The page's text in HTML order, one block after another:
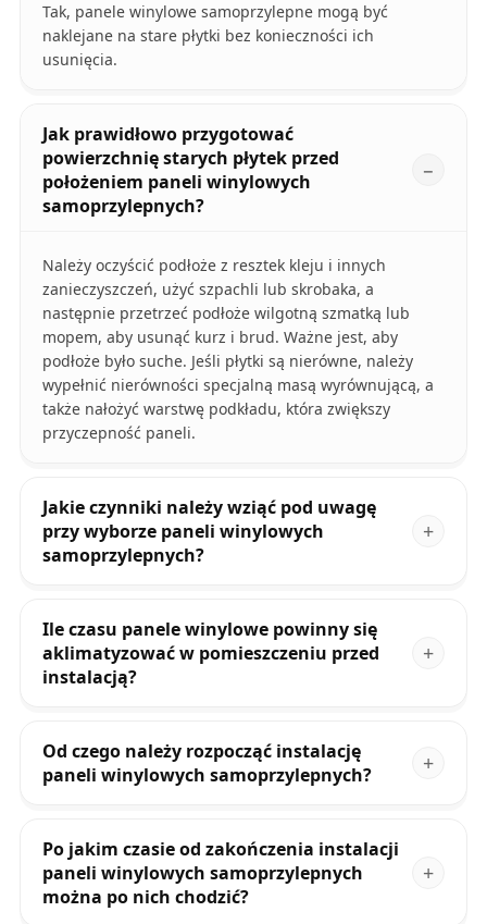
Tak, panele winylowe samoprzylepne mogą być
naklejane na stare płytki bez konieczności ich
usunięcia.
Jak prawidłowo przygotować
powierzchnię starych płytek przed
położeniem paneli winylowych
samoprzylepnych?
Należy oczyścić podłoże z resztek kleju i innych
zanieczyszczeń, użyć szpachli lub skrobaka, a
następnie przetrzeć podłoże wilgotną szmatką lub
mopem, aby usunąć kurz i brud. Ważne jest, aby
podłoże było suche. Jeśli płytki są nierówne, należy
wypełnić nierówności specjalną masą wyrównującą, a
także nałożyć warstwę podkładu, która zwiększy
przyczepność paneli.
Jakie czynniki należy wziąć pod uwagę
przy wyborze paneli winylowych
samoprzylepnych?
Ile czasu panele winylowe powinny się
aklimatyzować w pomieszczeniu przed
instalacją?
Od czego należy rozpocząć instalację
paneli winylowych samoprzylepnych?
Po jakim czasie od zakończenia instalacji
paneli winylowych samoprzylepnych
można po nich chodzić?